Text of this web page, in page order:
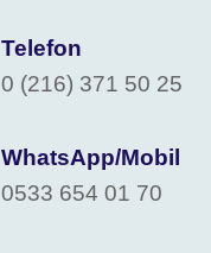
Telefon
0 (216) 371 50 25
WhatsApp/Mobil
0533 654 01 70